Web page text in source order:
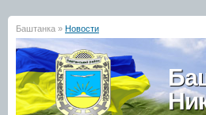
Баштанка » Новости